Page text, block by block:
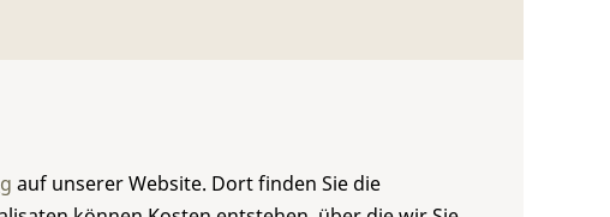
auf unserer Website. Dort finden Sie die